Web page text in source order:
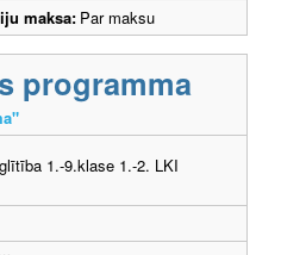
maksa: Par maksu
programma
1.-9.klase 1.-2. LKI